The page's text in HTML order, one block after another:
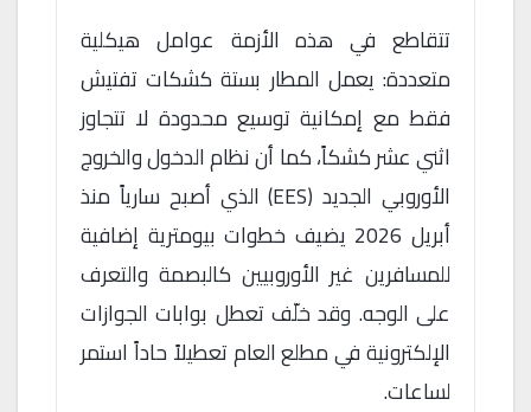
تتقاطع في هذه الأزمة عوامل هيكلية
متعددة: يعمل المطار بستة كشكات تفتيش
فقط مع إمكانية توسيع محدودة لا تتجاوز
اثني عشر كشكاً، كما أن نظام الدخول والخروج
الأوروبي الجديد (EES) الذي أصبح سارياً منذ
أبريل 2026 يضيف خطوات بيومترية إضافية
للمسافرين غير الأوروبيين كالبصمة والتعرف
على الوجه. وقد خلّف تعطل بوابات الجوازات
الإلكترونية في مطلع العام تعطيلاً حاداً استمر
لساعات.